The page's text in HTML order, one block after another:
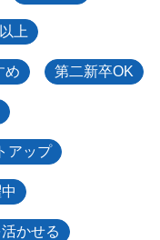
上
め 第二新卒OK
アップ
かせる